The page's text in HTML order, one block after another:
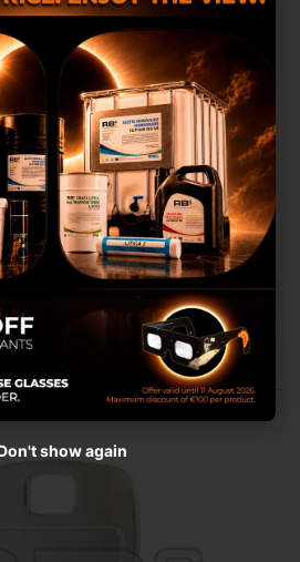
HL 2326009790
RB028012
eigene Cookies und
Dritten, um Ihnen ein
zu bieten,
Analysen
die uns helfen,
zu verbessern und
Produkte in der
setzen
akzeptieren
show again